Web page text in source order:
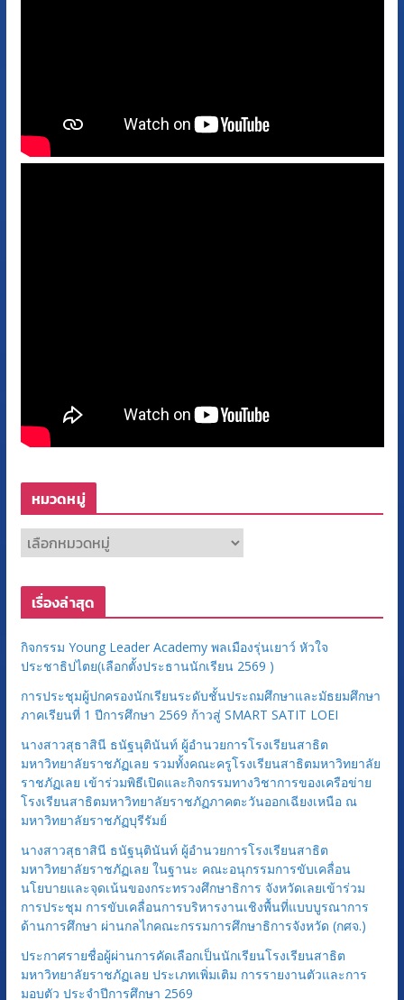
หมวดหมู่
ม
ว
มู่
เรื่องล่าสุด
กิจกรรม Young Leader Academy พลเมืองรุ่นเยาว์ หัวใจ
ประชาธิปไตย(เลือกตั้งประธานนักเรียน 2569 )
การประชุมผู้ปกครองนักเรียนระดับชั้นประถมศึกษาและมัธยมศึกษา
ภาคเรียนที่ 1 ปีการศึกษา 2569 ก้าวสู่ SMART SATIT LOEI
นางสาวสุธาสินี ธนัฐนุตินันท์ ผู้อำนวยการโรงเรียนสาธิต
มหาวิทยาลัยราชภัฏเลย รวมทั้งคณะครูโรงเรียนสาธิตมหาวิทยาลัย
ราชภัฏเลย เข้าร่วมพิธีเปิดและกิจกรรมทางวิชาการของเครือข่าย
โรงเรียนสาธิตมหาวิทยาลัยราชภัฏภาคตะวันออกเฉียงเหนือ ณ
มหาวิทยาลัยราชภัฏบุรีรัมย์
นางสาวสุธาสินี ธนัฐนุตินันท์ ผู้อำนวยการโรงเรียนสาธิต
มหาวิทยาลัยราชภัฏเลย ในฐานะ คณะอนุกรรมการขับเคลื่อน
นโยบายและจุดเน้นของกระทรวงศึกษาธิการ จังหวัดเลยเข้าร่วม
การประชุม การขับเคลื่อนการบริหารงานเชิงพื้นที่แบบบูรณาการ
ด้านการศึกษา ผ่านกลไกคณะกรรมการศึกษาธิการจังหวัด (กศจ.)
ประกาศรายชื่อผู้ผ่านการคัดเลือกเป็นนักเรียนโรงเรียนสาธิต
มหาวิทยาลัยราชภัฏเลย ประเภทเพิ่มเติม การรายงานตัวและการ
มอบตัว ประจำปีการศึกษา 2569